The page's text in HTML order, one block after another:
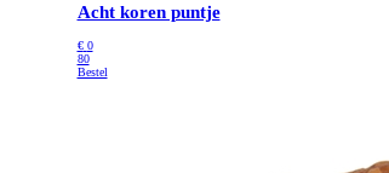
Acht koren puntje
€ 0
80
Bestel